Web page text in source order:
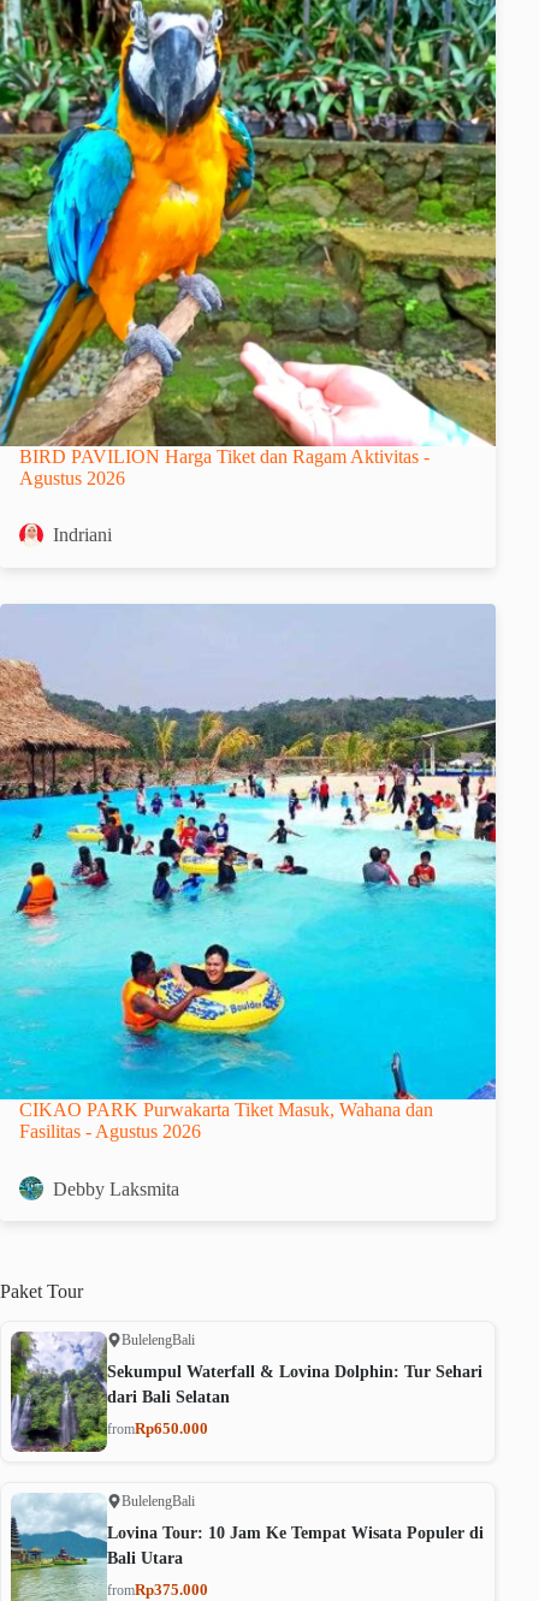
BIRD PAVILION Harga Tiket dan Ragam Aktivitas -
Agustus 2026
Indriani
CIKAO PARK Purwakarta Tiket Masuk, Wahana dan
Fasilitas - Agustus 2026
Debby Laksmita
Paket Tour
BulelengBali
Sekumpul Waterfall & Lovina Dolphin: Tur Sehari
dari Bali Selatan
fromRp650.000
BulelengBali
Lovina Tour: 10 Jam Ke Tempat Wisata Populer di
Bali Utara
fromRp375.000